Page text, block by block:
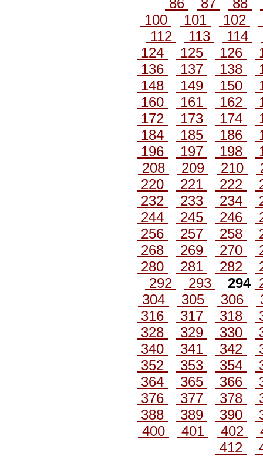
86
87 88
100
101 102
112
113 114
124
125 126
136
137 138
148
149 150
160
161 162
172
173 174
184
185 186
196
197 198
208
209 210
220
221 222
232
233 234
244
245 246
256
257 258
268
269 270
280
281 282
292
293 294
304
305 306
316
317 318
328
329 330
340
341 342
352
353 354
364
365 366
376
377 378
388
389 390
400
401 402
412